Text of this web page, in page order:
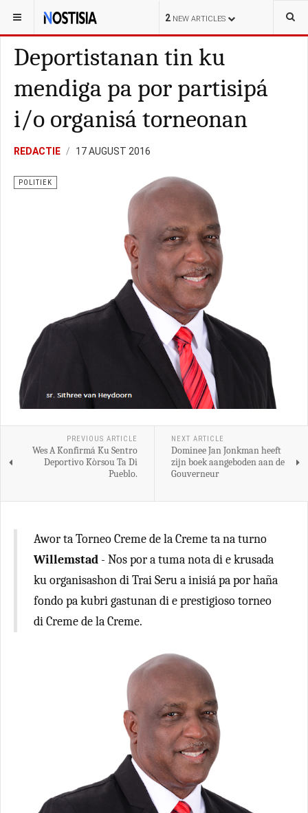
2 NEW ARTICLES
YOU ARE HERE: CURAÇAO POLITIEK
Deportistanan tin ku
mendiga pa por partisipá
i/o organisá torneonan
REDACTIE 17 AUGUST 2016
POLITIEK
PREVIOUS ARTICLE
Wes A Konfirmá Ku Sentro
Deportivo Kòrsou Ta Di
Pueblo.
NEXT ARTICLE
Dominee Jan Jonkman heeft
zijn boek aangeboden aan de
Gouverneur
Awor ta Torneo Creme de la Creme ta na turno
Willemstad - Nos por a tuma nota di e krusada
ku organisashon di Trai Seru a inisiá pa por haña
fondo pa kubri gastunan di e prestigioso torneo
di Creme de la Creme.